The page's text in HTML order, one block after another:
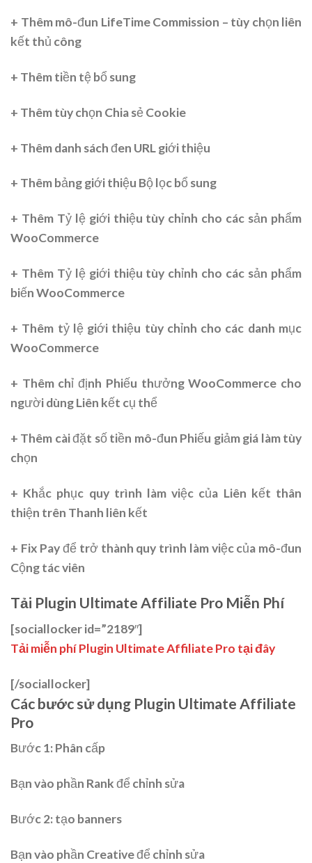
+ Thêm mô-đun LifeTime Commission – tùy chọn liên
kết thủ công
+ Thêm tiền tệ bổ sung
+ Thêm tùy chọn Chia sẻ Cookie
+ Thêm danh sách đen URL giới thiệu
+ Thêm bảng giới thiệu Bộ lọc bổ sung
+ Thêm Tỷ lệ giới thiệu tùy chỉnh cho các sản phẩm
WooCommerce
+ Thêm Tỷ lệ giới thiệu tùy chỉnh cho các sản phẩm
biến WooCommerce
+ Thêm tỷ lệ giới thiệu tùy chỉnh cho các danh mục
WooCommerce
+ Thêm chỉ định Phiếu thưởng WooCommerce cho
người dùng Liên kết cụ thể
+ Thêm cài đặt số tiền mô-đun Phiếu giảm giá làm tùy
chọn
+ Khắc phục quy trình làm việc của Liên kết thân
thiện trên Thanh liên kết
+ Fix Pay để trở thành quy trình làm việc của mô-đun
Cộng tác viên
Tải Plugin Ultimate Affiliate Pro Miễn Phí
[sociallocker id=”2189″]
Tải miễn phí Plugin Ultimate Affiliate Pro tại đây
[/sociallocker]
Các bước sử dụng Plugin Ultimate Affiliate
Pro
Bước 1: Phân cấp
Bạn vào phần Rank để chỉnh sửa
Bước 2: tạo banners
Bạn vào phần Creative để chỉnh sửa